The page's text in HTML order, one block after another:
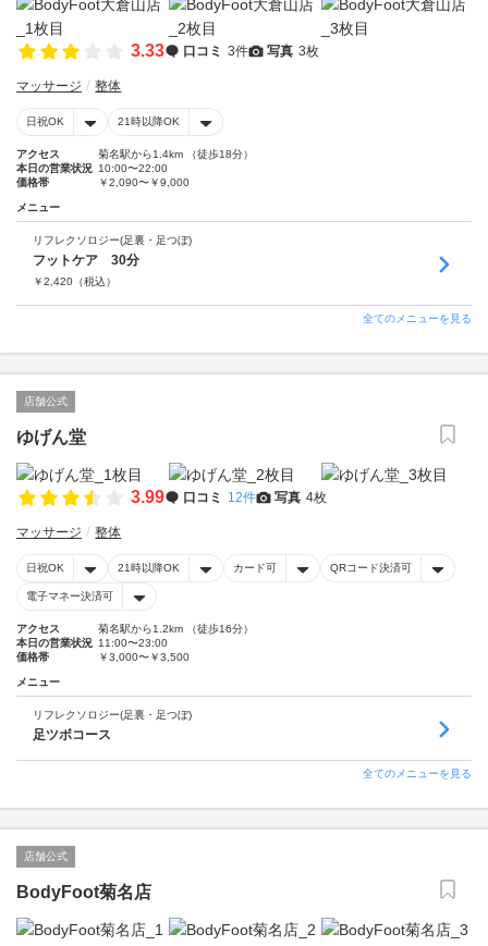
3.33 口コミ 3件 写真 3枚
マッサージ 整体
日祝OK 21時以降OK
アクセス
菊名駅から1.4km （徒歩18分）
本日の営業状況 10:00〜22:00
価格帯
￥2,090〜￥9,000
メニュー
リフレクソロジー(足裏・足つぼ)
フットケア 30分
￥2,420 （税込）
全てのメニューを見る
店舗公式
ゆげん堂
3.99 口コミ 12件 写真 4枚
マッサージ 整体
日祝OK 21時以降OK カード可 QRコード決済可
電子マネー決済可
アクセス
菊名駅から1.2km （徒歩16分）
本日の営業状況 11:00〜23:00
価格帯
￥3,000〜￥3,500
メニュー
リフレクソロジー(足裏・足つぼ)
足ツボコース
全てのメニューを見る
店舗公式
BodyFoot菊名店